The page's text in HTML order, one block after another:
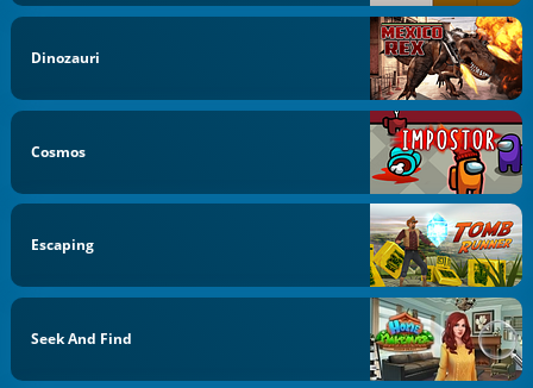
Dinozauri
Cosmos
Escaping
Seek And Find